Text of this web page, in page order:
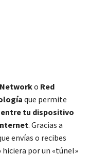
o Red
que permite
tu dispositivo
. Gracias a
envías o recibes
hiciera por un «túnel»